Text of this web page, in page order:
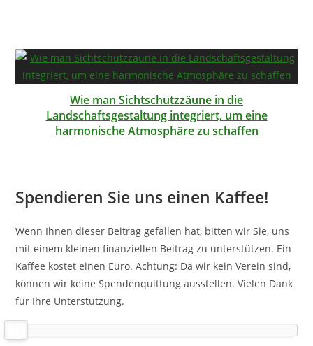
Wie man Sichtschutzzäune in die
Landschaftsgestaltung integriert, um eine
harmonische Atmosphäre zu schaffen
Spendieren Sie uns einen Kaffee!
Wenn Ihnen dieser Beitrag gefallen hat, bitten wir Sie, uns
mit einem kleinen finanziellen Beitrag zu unterstützen. Ein
Kaffee kostet einen Euro. Achtung: Da wir kein Verein sind,
können wir keine Spendenquittung ausstellen. Vielen Dank
für Ihre Unterstützung.